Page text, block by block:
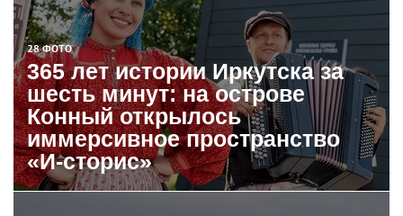
28 ФОТО
365 лет истории Иркутска за
шесть минут: на острове
Конный открылось
иммерсивное пространство
«И-сторис»